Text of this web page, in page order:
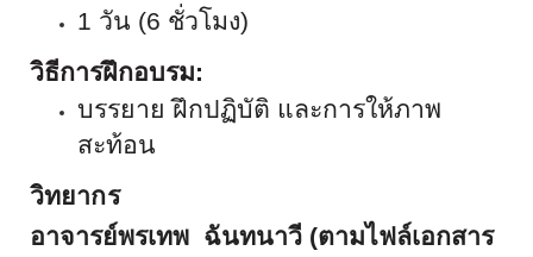
1 วัน (6 ชั่วโมง)
วิธีการฝึกอบรม:
บรรยาย ฝึกปฏิบัติ และการให้ภาพ
สะท้อน
วิทยากร
อาจารย์พรเทพ ฉันทนาวี (ตามไฟล์เอกสาร